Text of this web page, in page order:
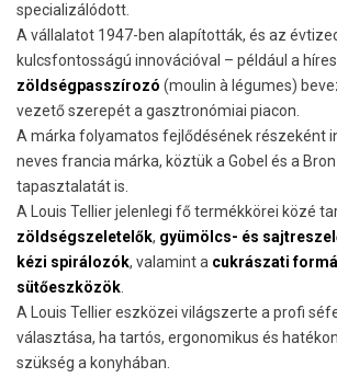
specializálódott.
A vállalatot 1947-ben alapították, és az
kulcsfontosságú innovációval – például a híres
zöldségpasszírozó (moulin à légumes)
vezető szerepét a gasztronómiai piacon.
A márka folyamatos fejlődésének részeként
neves francia márka, köztük a Gobel és a
tapasztalatát is.
A Louis Tellier jelenlegi fő termékkörei közé
zöldségszeletelők, gyümölcs- és
kézi spirálozók, valamint a cukrászati
sütőeszközök.
A Louis Tellier eszközei világszerte a profi
választása, ha tartós, ergonomikus és
szükség a konyhában.